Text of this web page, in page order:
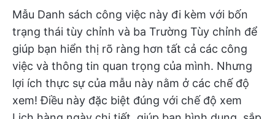
Mẫu Danh sách công việc này đi kèm với bốn
trạng thái tùy chỉnh và ba Trường Tùy chỉnh để
giúp bạn hiển thị rõ ràng hơn tất cả các công
việc và thông tin quan trọng của mình. Nhưng
lợi ích thực sự của mẫu này nằm ở các chế độ
xem! Điều này đặc biệt đúng với chế độ xem